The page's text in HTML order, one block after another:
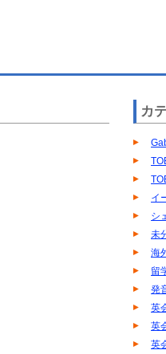
カ
イ
シ
未
海
留
発
英
英
英